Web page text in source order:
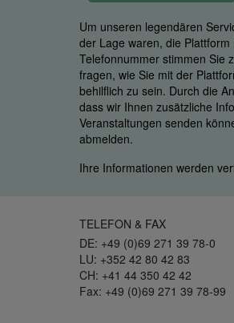
Um unseren legendären
der Lage waren, die Plattform
Telefonnummer stimmen Sie
fragen, wie Sie mit der
behilflich zu sein. Durch die
dass wir Ihnen zusätzliche
Veranstaltungen senden
abmelden.
Ihre Informationen werden
TELEFON & FAX
DE: +49 (0)69 271 39 78-0
LU: +352 42 80 42 83
CH: +41 44 350 42 42
Fax: +49 (0)69 271 39 78-99